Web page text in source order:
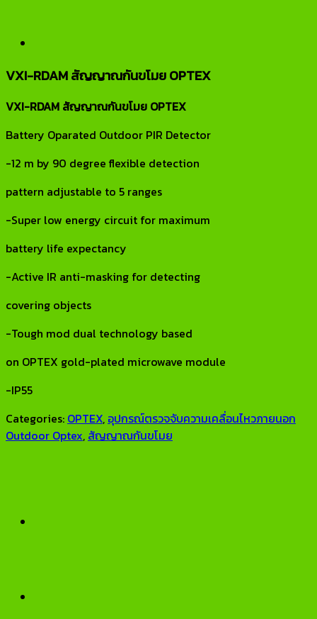
VXI-RDAM สัญญาณกันขโมย OPTEX
VXI-RDAM สัญญาณกันขโมย OPTEX
Battery Oparated Outdoor PIR Detector
-12 m by 90 degree flexible detection
pattern adjustable to 5 ranges
-Super low energy circuit for maximum
battery life expectancy
-Active IR anti-masking for detecting
covering objects
-Tough mod dual technology based
on OPTEX gold-plated microwave module
-IP55
Categories: OPTEX, อุปกรณ์ตรวจจับความเคลื่อนไหวภายนอก
Outdoor Optex, สัญญาณกันขโมย